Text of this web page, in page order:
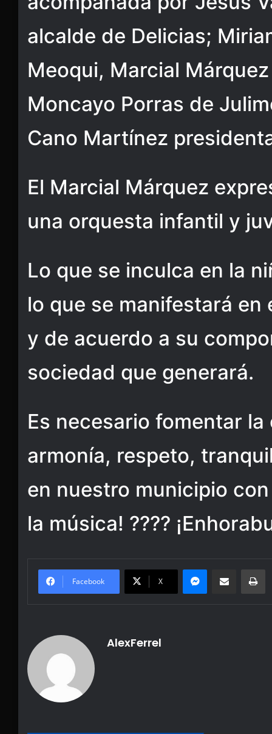
alcalde de Delicias;
Meoqui, Marcial
Moncayo Porras de
Cano Martínez
El Marcial Márquez
una orquesta infantil y
Lo que se inculca en la
lo que se manifestará en
y de acuerdo a su
sociedad que generará.
Es necesario fomentar
armonía, respeto,
en nuestro municipio
la música! ????
Facebook X
Messenger
Share via Email
AlexFerrel